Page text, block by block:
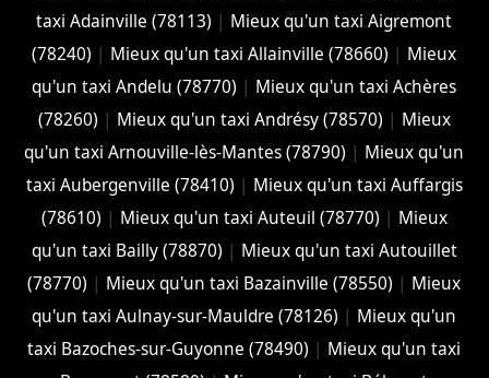
taxi Adainville (78113) | Mieux qu'un taxi Aigremont
(78240) | Mieux qu'un taxi Allainville (78660) | Mieux
qu'un taxi Andelu (78770) | Mieux qu'un taxi Achères
(78260) | Mieux qu'un taxi Andrésy (78570) | Mieux
qu'un taxi Arnouville-lès-Mantes (78790) | Mieux qu'un
taxi Aubergenville (78410) | Mieux qu'un taxi Auffargis
(78610) | Mieux qu'un taxi Auteuil (78770) | Mieux
qu'un taxi Bailly (78870) | Mieux qu'un taxi Autouillet
(78770) | Mieux qu'un taxi Bazainville (78550) | Mieux
qu'un taxi Aulnay-sur-Mauldre (78126) | Mieux qu'un
taxi Bazoches-sur-Guyonne (78490) | Mieux qu'un taxi